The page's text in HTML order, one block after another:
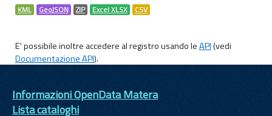
KML GeoJSON ZIP Excel XLSX CSV
E' possibile inoltre accedere al registro usando leAPI(vedi
Documentazione API).
Informazioni OpenData Matera
Lista cataloghi